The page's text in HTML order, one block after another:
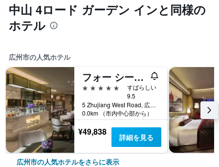
中山 4ロード ガーデン インと同様の
ホテル
広州市の人気ホテル
フォー シーズンズ広州
5つ星
すばらしい
9.5
5 Zhujiang West Road, 広州市, 中国
0.0km （市内中心部から）
¥49,838 詳細を見る
広州市の人気ホテルをさらに表示